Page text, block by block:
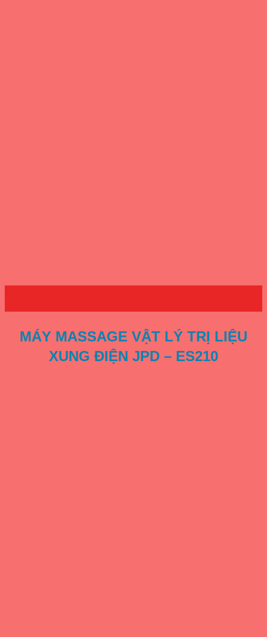
MÁY MASSAGE VẬT LÝ TRỊ LIỆU
XUNG ĐIỆN JPD – ES210